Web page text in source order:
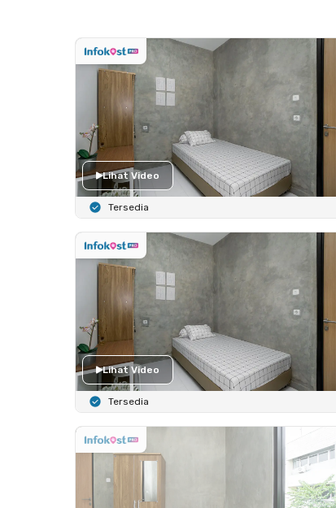
Lihat Video
Tersedia
Lihat Video
Tersedia